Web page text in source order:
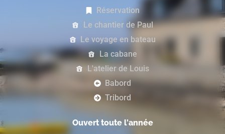
Réservation
Le chantier de Paul
Le voyage en bateau
La cabane
L'atelier de Louis
Babord
Tribord
Ouvert toute l'année